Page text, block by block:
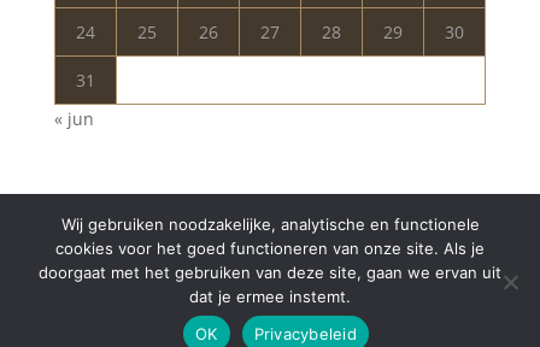
24 25 26 27 28 29 30
31
« jun
Copyright © 2024 Aurelia Schoonheidssalon | All
Rights Reserved | WebdesignAppdsgn
Wij gebruiken noodzakelijke, analytische en functionele
cookies voor het goed functioneren van onze site. Als je
doorgaat met het gebruiken van deze site, gaan we ervan uit
dat je ermee instemt.
OK
Privacybeleid